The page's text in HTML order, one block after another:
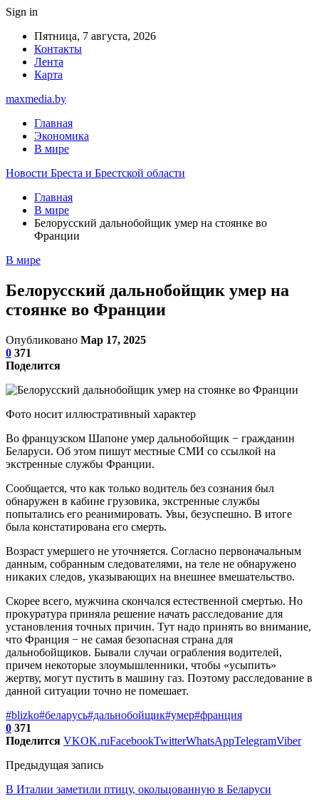
Sign in
Пятница, 7 августа, 2026
Контакты
Лента
Карта
maxmedia.by
Главная
Экономика
В мире
Новости Бреста и Брестской области
Главная
В мире
Белорусский дальнобойщик умер на стоянке во
Франции
В мире
Белорусский дальнобойщик умер на
стоянке во Франции
Опубликовано Мар 17, 2025
0 371
Поделится
Фото носит иллюстративный характер
Во французском Шапоне умер дальнобойщик − гражданин
Беларуси. Об этом пишут местные СМИ со ссылкой на
экстренные службы Франции.
Сообщается, что как только водитель без сознания был
обнаружен в кабине грузовика, экстренные службы
попытались его реанимировать. Увы, безуспешно. В итоге
была констатирована его смерть.
Возраст умершего не уточняется. Согласно первоначальным
данным, собранным следователями, на теле не обнаружено
никаких следов, указывающих на внешнее вмешательство.
Скорее всего, мужчина скончался естественной смертью. Но
прокуратура приняла решение начать расследование для
установления точных причин. Тут надо принять во внимание,
что Франция − не самая безопасная страна для
дальнобойщиков. Бывали случаи ограбления водителей,
причем некоторые злоумышленники, чтобы «усыпить»
жертву, могут пустить в машину газ. Поэтому расследование в
данной ситуации точно не помешает.
#blizko#беларусь#дальнобойщик#умер#франция
0 371
Поделится VKOK.ruFacebookTwitterWhatsAppTelegramViber
Предыдущая запись
В Италии заметили птицу, окольцованную в Беларуси